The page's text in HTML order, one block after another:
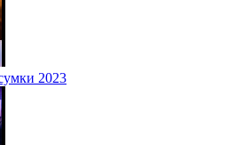
2023